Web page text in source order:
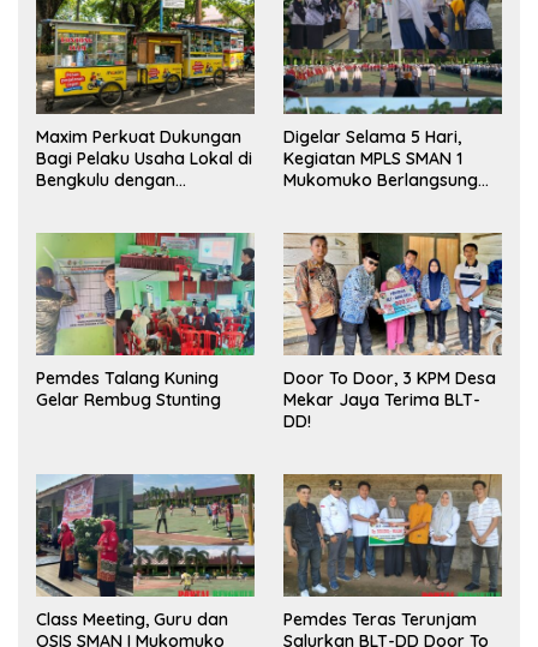
Maxim Perkuat Dukungan
Bagi Pelaku Usaha Lokal di
Bengkulu dengan
Pasar
Digelar Selama 5 Hari,
Kegiatan MPLS SMAN 1
Mukomuko Berlangsung
Pemdes Talang Kuning
Gelar Rembug Stunting
Door To Door, 3 KPM Desa
Mekar Jaya Terima BLT-
DD!
Class Meeting, Guru dan
OSIS SMAN I Mukomuko
Pemdes Teras Terunjam
Salurkan BLT-DD Door To